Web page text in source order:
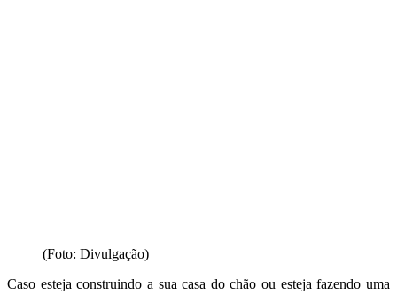
(Foto: Divulgação)
Caso esteja construindo a sua casa do chão ou esteja fazendo uma